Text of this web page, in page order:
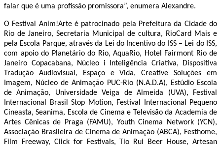
falar que é uma profissão promissora”, enumera Alexandre.
O Festival Anim!Arte é patrocinado pela Prefeitura da Cidade do
Rio de Janeiro, Secretaria Municipal de cultura, RioCard Mais e
pela Escola Parque, através da Lei do Incentivo do ISS – Lei do ISS,
com apoio do Planetário do Rio, AquaRio, Hotel Fairmont Rio de
Janeiro Copacabana, Núcleo i Inteligência Criativa, Dispositiva
Tradução Audiovisual, Espaço e Vida, Creative Soluções em
Imagem, Núcleo de Animação PUC-Rio (N.A.D.A), Estúdio Escola
de Animação, Universidade Veiga de Almeida (UVA), Festival
Internacional Brasil Stop Motion, Festival Internacional Pequeno
Cineasta, Seanima, Escola de Cinema e Televisão da Academia de
Artes Cênicas de Praga (FAMU), Youth Cinema Network (YCN),
Associação Brasileira de Cinema de Animação (ABCA), Festhome,
Film Freeway, Click for Festivals, Tio Rui Beer House, Artesan